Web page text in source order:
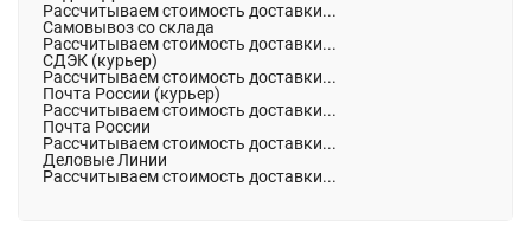
Рассчитываем стоимость доставки...
Самовывоз со склада
Рассчитываем стоимость доставки...
СДЭК (курьер)
Рассчитываем стоимость доставки...
Почта России (курьер)
Рассчитываем стоимость доставки...
Почта России
Рассчитываем стоимость доставки...
Деловые Линии
Рассчитываем стоимость доставки...